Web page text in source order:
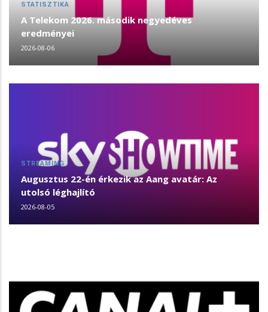
STATISZTIKA
A Telekom 2026. második negyedéves
eredményei
2026-08-06
STREAMING
Augusztus 22-én érkezik az Aang avatár: Az
utolsó léghajlító
2026-08-05